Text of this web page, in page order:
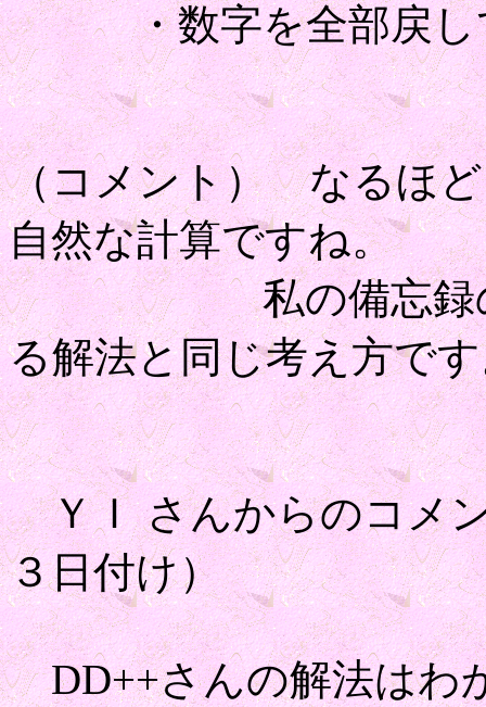
・数字を全部戻して
（コメント） なるほど
自然な計算ですね。
私の備忘録
る解法と同じ考え方で
ＹＩ さんからのコメ
３日付け）
DD++さんの解法はわ